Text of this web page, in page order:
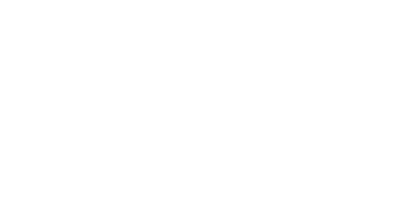
Roermond City
Ereignis. Menschen